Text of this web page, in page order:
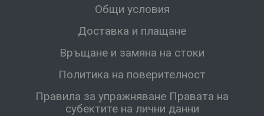
Общи условия
Доставка и плащане
Връщане и замяна на стоки
Политика на поверителност
Правила за упражняване Правата на
субектите на лични данни